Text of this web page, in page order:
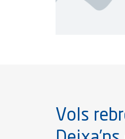
Vols